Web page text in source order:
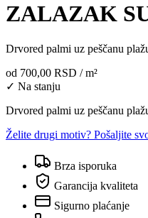
ZALAZAK
Drvored palmi uz peščanu
od 700,00 RSD / m²
✓ Na stanju
Drvored palmi uz peščanu
Želite drugi motiv? Pošaljite
Brza isporuka
Garancija kvaliteta
Sigurno plaćanje